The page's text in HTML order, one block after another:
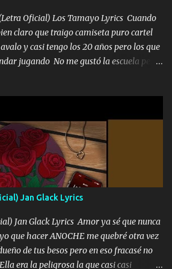
Oficial) Los Tamayo Lyrics Cuando
claro que traigo camiseta puro cartel
y casi tengo los 20 años pero los que
jugando No me gustó la escuela pero
Del Brazo Armad0 Con mi Glock
van a ver allá por TJ para un licenciado
al cien Choritas también Música
traigo un M2 que nunca me ha
mandó un fuerte abrazo también al
En los mejores antros me verán
y botellas destapando siempre
y a los que me conocen ya saben de
Jan Glack Lyrics
Jan Glack Lyrics Amor ya sé que nunca
que hacer ANOCHE me quebré otra vez
de tus besos pero en eso fracasé no
era la peligrosa la que casi casi